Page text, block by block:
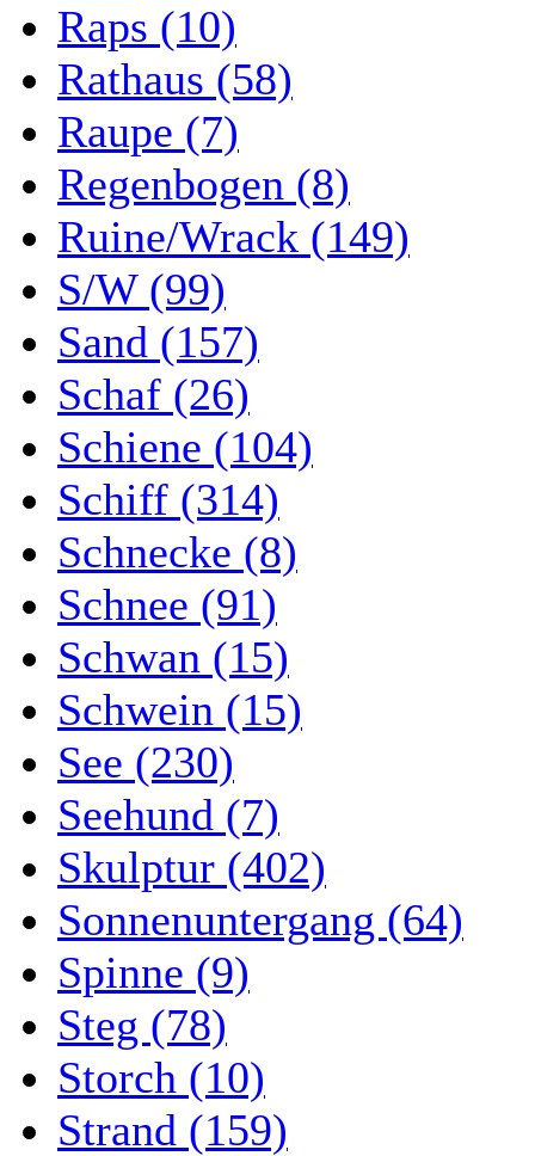
Raps (10)
Rathaus (58)
Raupe (7)
Regenbogen (8)
Ruine/Wrack (149)
S/W (99)
Sand (157)
Schaf (26)
Schiene (104)
Schiff (314)
Schnecke (8)
Schnee (91)
Schwan (15)
Schwein (15)
See (230)
Seehund (7)
Skulptur (402)
Sonnenuntergang (64)
Spinne (9)
Steg (78)
Storch (10)
Strand (159)